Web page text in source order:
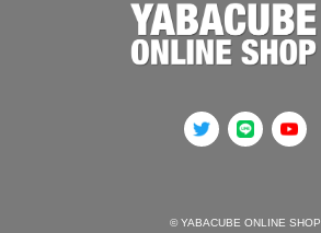
© YABACUBE ONLINE SHOP